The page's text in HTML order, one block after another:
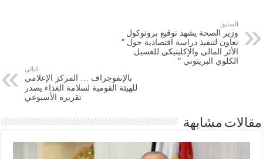
السابق
وزير الصحة يشهد توقيع بروتوكول
تعاون لتنفيذ دراسة اقتصادية حول ”
الأثر المالي والإكلينيكي للغسيل
الكلوي البريتوني “
التالي
بالإنفوجراف … المركز الإعلامي
للهيئة القومية لسلامة الغذاء يصدر
تقريره الأسبوعي
مقالات مشابهة